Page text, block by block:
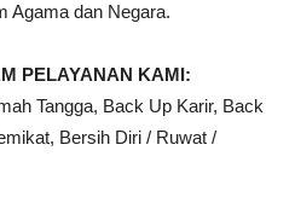
Agama dan Negara.
PELAYANAN KAMI:
Tangga, Back Up Karir, Back
Bersih Diri / Ruwat /